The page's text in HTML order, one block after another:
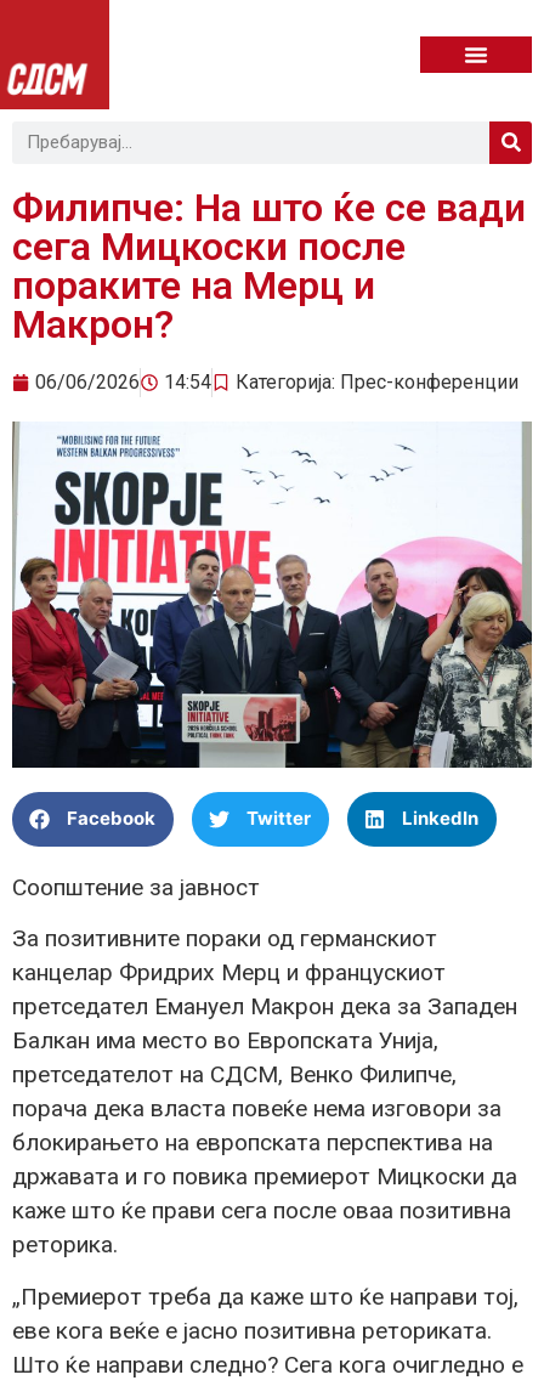
Филипче: На што ќе се вади
сега Мицкоски после
пораките на Мерц и
Макрон?
06/06/2026 14:54 Категорија: Прес-конференции
Facebook Twitter LinkedIn
Соопштение за јавност
За позитивните пораки од германскиот
канцелар Фридрих Мерц и францускиот
претседател Емануел Макрон дека за Западен
Балкан има место во Европската Унија,
претседателот на СДСМ, Венко Филипче,
порача дека власта повеќе нема изговори за
блокирањето на европската перспектива на
државата и го повика премиерот Мицкоски да
каже што ќе прави сега после оваа позитивна
реторика.
„Премиерот треба да каже што ќе направи тој,
еве кога веќе е јасно позитивна реториката.
Што ќе направи следно? Сега кога очигледно е